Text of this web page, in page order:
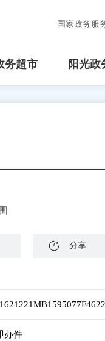
国家政务服
务超市 阳光政
分享
办件